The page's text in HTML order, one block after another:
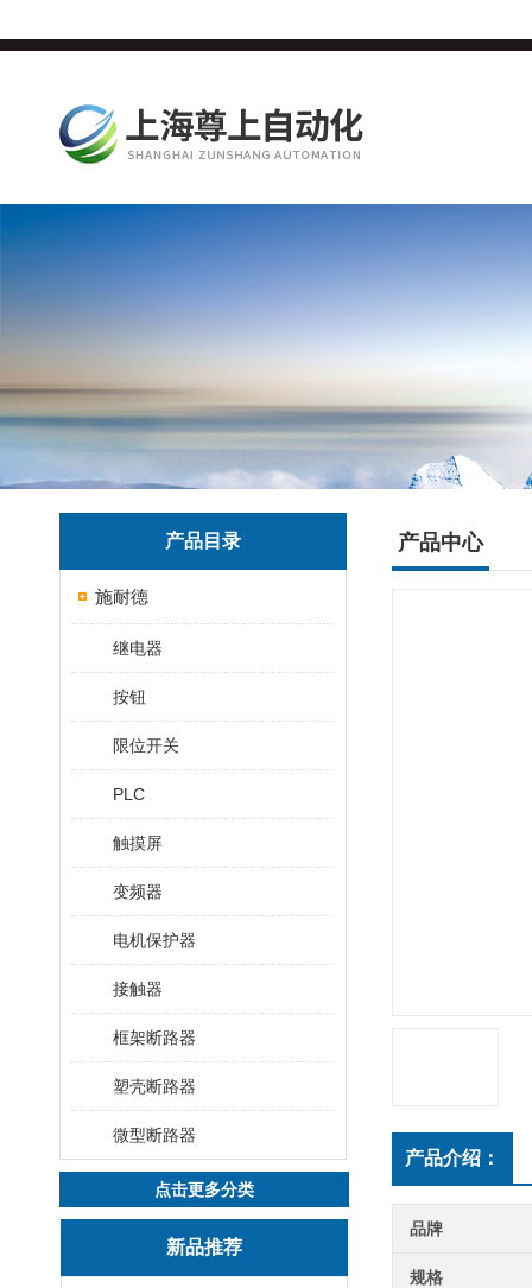
产品目录
施耐德
继电器
按钮
限位开关
PLC
触摸屏
变频器
电机保护器
接触器
框架断路器
塑壳断路器
微型断路器
点击更多分类
新品推荐
产品中心
产品介绍：
品牌
规格